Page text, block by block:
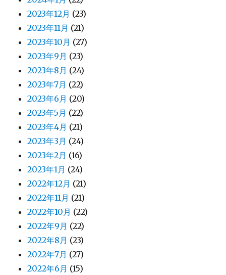
2023年12月 (23)
2023年11月 (21)
2023年10月 (27)
2023年9月 (23)
2023年8月 (24)
2023年7月 (22)
2023年6月 (20)
2023年5月 (22)
2023年4月 (21)
2023年3月 (24)
2023年2月 (16)
2023年1月 (24)
2022年12月 (21)
2022年11月 (21)
2022年10月 (22)
2022年9月 (22)
2022年8月 (23)
2022年7月 (27)
2022年6月 (15)